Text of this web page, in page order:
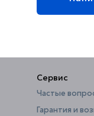
Сервис
Частые
Гарантия и